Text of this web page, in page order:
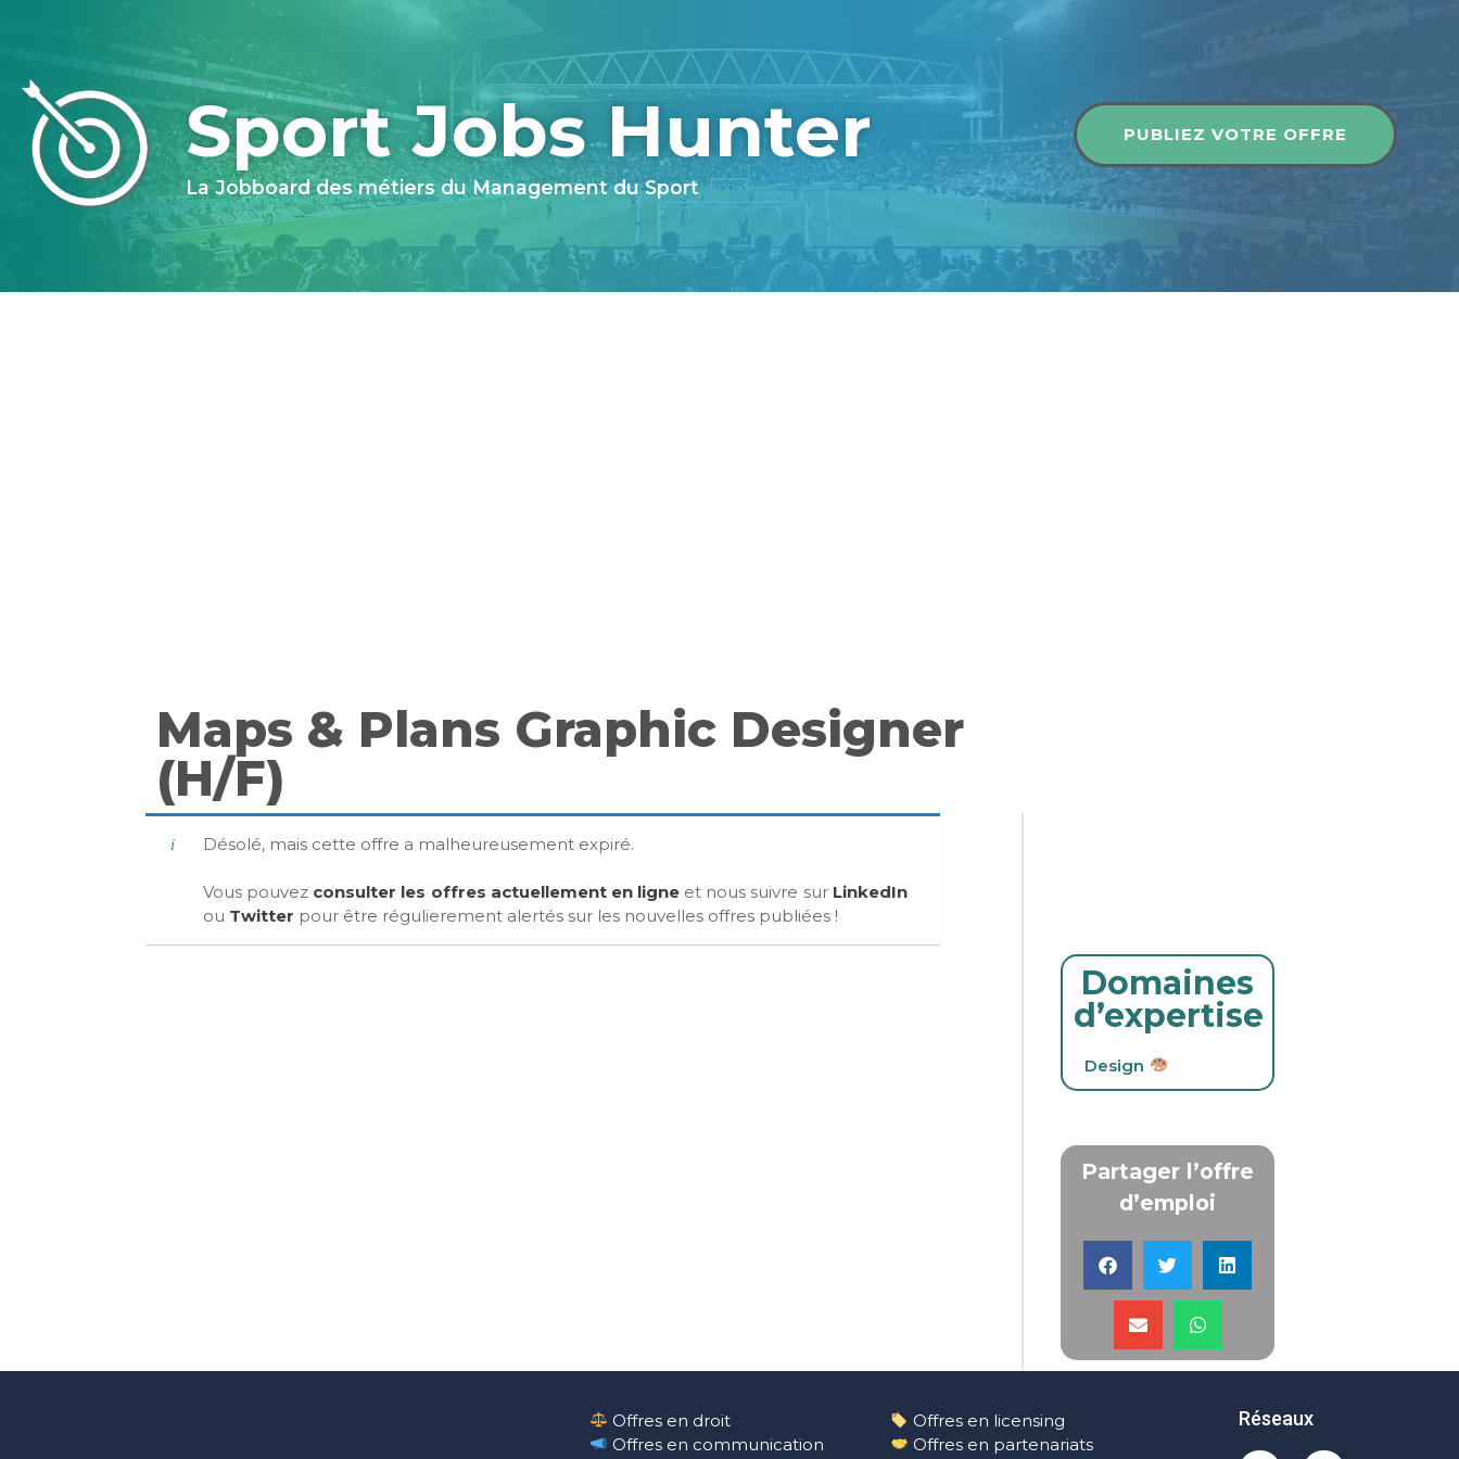
Sport Jobs Hunter
La Jobboard des métiers du Management du Sport
PUBLIEZ VOTRE OFFRE
Maps & Plans Graphic Designer
(H/F)
Désolé, mais cette offre a malheureusement expiré.
Vous pouvez consulter les offres actuellement en ligneet nous suivre sur LinkedIn
ou Twitter pour être régulierement alertés sur les nouvelles offres publiées !
Domaines
d’expertise
Design
Partager l’offre
d’emploi
Offres en droit
Offres en communication
Offres en licensing
Offres en partenariats
Réseaux